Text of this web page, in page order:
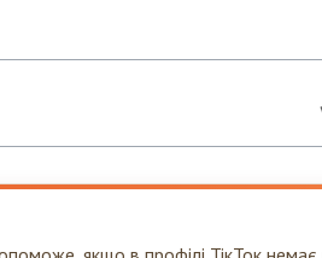
якщо в профілі ТікТок